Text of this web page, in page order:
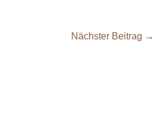
Nächster Beitrag →